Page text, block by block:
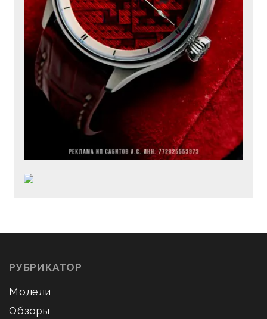
РУБРИКАТОР
Модели
Обзоры